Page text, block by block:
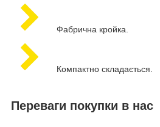
Фабрична кройка.
Компактно складається.
Переваги покупки в нас